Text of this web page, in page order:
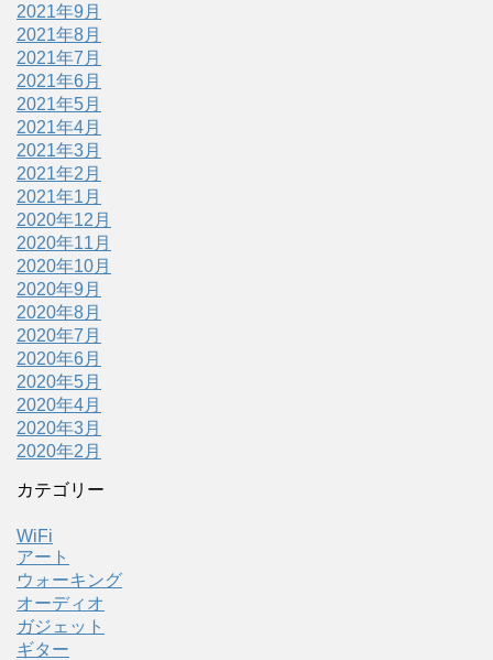
2021年9月
2021年8月
2021年7月
2021年6月
2021年5月
2021年4月
2021年3月
2021年2月
2021年1月
2020年12月
2020年11月
2020年10月
2020年9月
2020年8月
2020年7月
2020年6月
2020年5月
2020年4月
2020年3月
2020年2月
カテゴリー
WiFi
アート
ウォーキング
オーディオ
ガジェット
ギター